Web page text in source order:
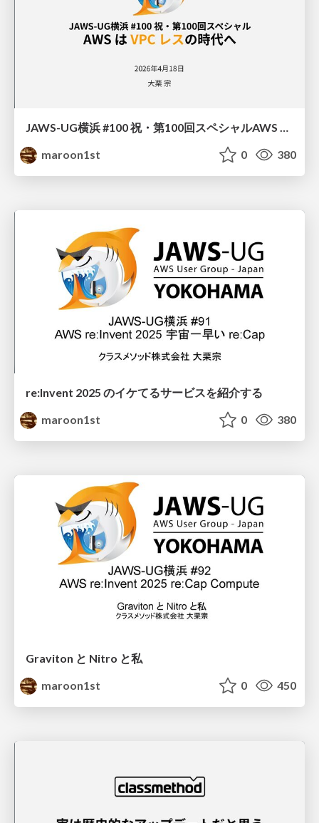
JAWS-UG横浜 #100 祝・第100回スペシャル AWS は VPC レスの時代へ
maroon1st
0 380
re:Invent 2025 のイケてるサービスを紹介する
maroon1st
0 380
Graviton と Nitro と私
maroon1st
0 450